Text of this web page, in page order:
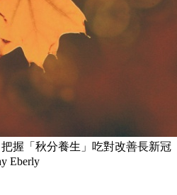
握「秋分養生」吃對改善長新冠
Eberly